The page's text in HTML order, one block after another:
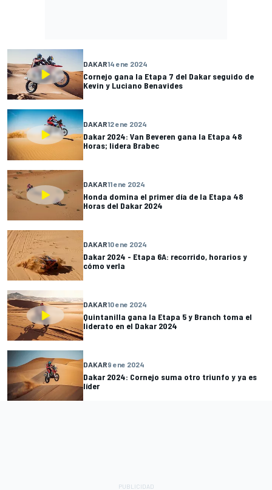
DAKAR14 ene 2024
Cornejo gana la Etapa 7 del Dakar seguido de
Kevin y Luciano Benavides
DAKAR12 ene 2024
Dakar 2024: Van Beveren gana la Etapa 48
Horas; lidera Brabec
DAKAR11 ene 2024
Honda domina el primer día de la Etapa 48
Horas del Dakar 2024
DAKAR10 ene 2024
Dakar 2024 - Etapa 6A: recorrido, horarios y
cómo verla
DAKAR10 ene 2024
Quintanilla gana la Etapa 5 y Branch toma el
liderato en el Dakar 2024
DAKAR9 ene 2024
Dakar 2024: Cornejo suma otro triunfo y ya es
líder